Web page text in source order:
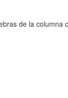
de la columna